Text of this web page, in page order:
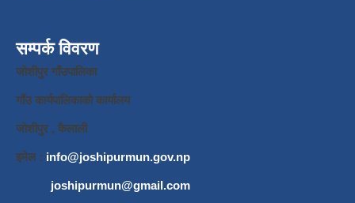
सम्पर्क विवरण
जाेशीपुर गाँउपालिका
गाँउ कार्यपालिकाकाे कार्यालय
जाेशीपुर , कैलाली
इमेल : info@joshipurmun.gov.np
joshipurmun@gmail.com